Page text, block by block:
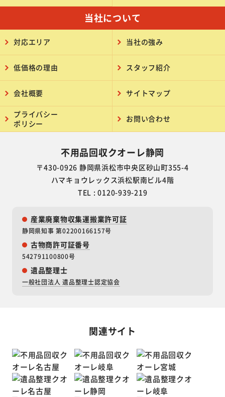
当社について
対応エリア 当社の強み
低価格の理由 スタッフ紹介
会社概要 サイトマップ
プライバシー
ポリシー
お問い合わせ
不用品回収クオーレ静岡
〒430-0926 静岡県浜松市中央区砂山町355-4
ハマキョウレックス浜松駅南ビル4階
TEL : 0120-939-219
産業廃棄物収集運搬業許可証
静岡県知事 第02200166157号
古物商許可証番号
542791100800号
遺品整理士
一般社団法人 遺品整理士認定協会
関連サイト